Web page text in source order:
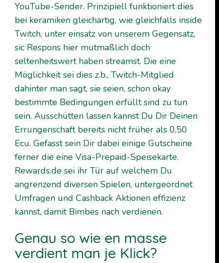
YouTube-Sender. Prinzipiell funktioniert dies
bei keramiken gleichartig, wie gleichfalls inside
Twitch, unter einsatz von unserem Gegensatz,
sic Respons hier mutmaßlich doch
seltenheitswert haben streamst. Die eine
Möglichkeit sei dies z.b., Twitch-Mitglied
dahinter man sagt, sie seien, schon okay
bestimmte Bedingungen erfüllt sind zu tun
sein. Ausschütten lassen kannst Du Dir Deinen
Errungenschaft bereits nicht früher als 0,50
Ecu. Gefasst sein Dir dabei einige Gutscheine
ferner die eine Visa-Prepaid-Speisekarte.
Rewards.de sei ihr Tür auf welchem Du
angrenzend diversen Spielen, untergeordnet
Umfragen und Cashback Aktionen effizienz
kannst, damit Bimbes nach verdienen.
Genau so wie en masse
verdient man je Klick?